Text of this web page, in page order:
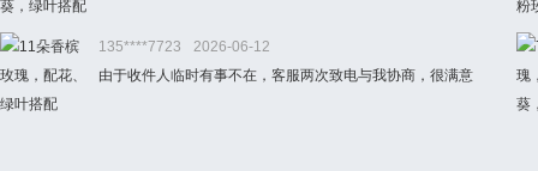
135****7723
2026-06-12
由于收件人临时有事不在，客服两次致电与我协商，很满意